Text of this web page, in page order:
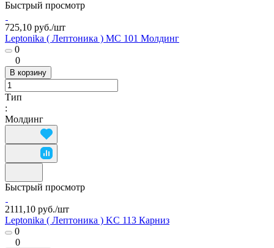
Быстрый просмотр
725,10 руб./шт
Leptonika ( Лептоника ) MC 101 Молдинг
0
0
В корзину
Тип
:
Молдинг
Быстрый просмотр
2111,10 руб./шт
Leptonika ( Лептоника ) KC 113 Карниз
0
0